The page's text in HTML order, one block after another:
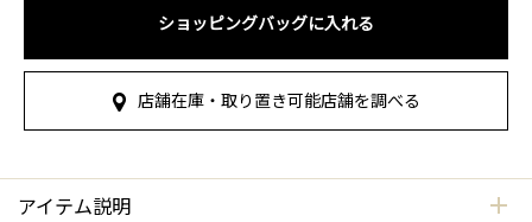
ショッピングバッグに入れる
店舗在庫・取り置き可能店舗を調べる
アイテム説明